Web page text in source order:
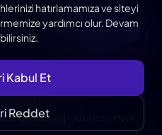
Haberdar ol
Ltd. Şti.
Politikası
hatırlamamıza ve siteyi
yardımcı olur. Devam
Kabul Et
Reddet